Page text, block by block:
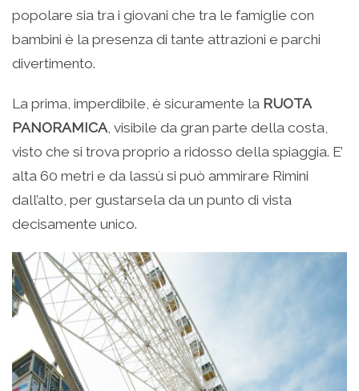
popolare sia tra i giovani che tra le famiglie con
bambini è la presenza di tante attrazioni e parchi
divertimento.
La prima, imperdibile, è sicuramente la RUOTA
PANORAMICA , visibile da gran parte della costa,
visto che si trova proprio a ridosso della spiaggia. E’
alta 60 metri e da lassù si può ammirare Rimini
dall’alto, per gustarsela da un punto di vista
decisamente unico.